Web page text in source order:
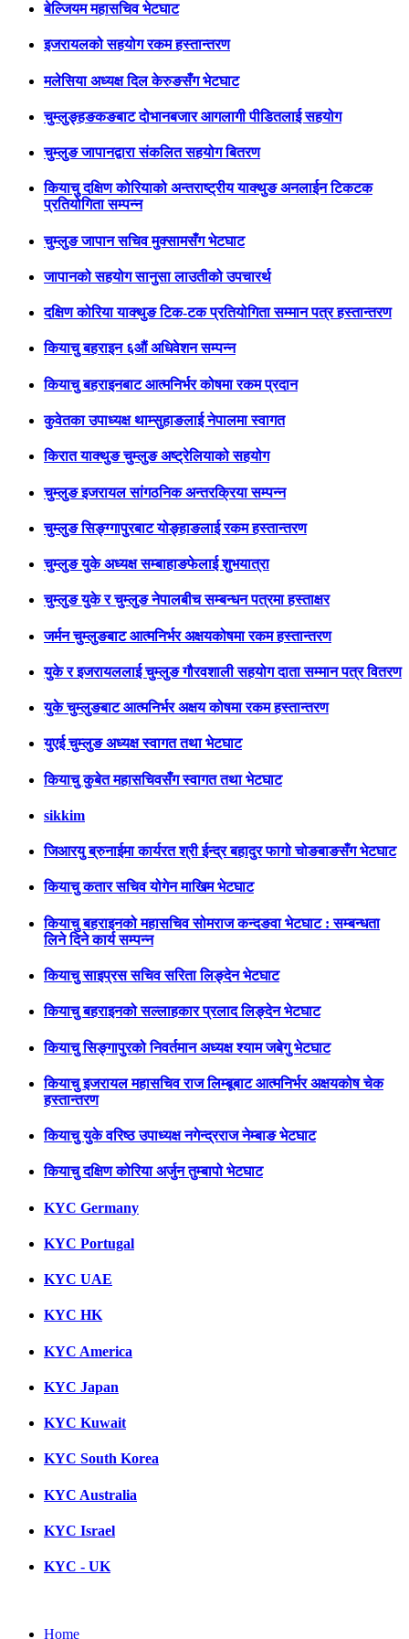
बेल्जियम महासचिव भेटघाट
इजरायलको सहयोग रकम हस्तान्तरण
मलेसिया अध्यक्ष दिल केरुङसँग भेटघाट
चुम्लुङ्हङकङबाट दोभानबजार आगलागी पीडितलाई सहयोग
चुम्लुङ जापानद्वारा संकलित सहयोग बितरण
कियाचु दक्षिण कोरियाको अन्तराष्ट्रीय याक्थुङ अनलाईन टिकटक
प्रतियोगिता सम्पन्न
चुम्लुङ जापान सचिव मुक्सामसँग भेटघाट
जापानको सहयोग सानुसा लाउतीको उपचारर्थ
दक्षिण कोरिया याक्थुङ टिक-टक प्रतियोगिता सम्मान पत्र हस्तान्तरण
कियाचु बहराइन ६औं अधिवेशन सम्पन्न
कियाचु बहराइनबाट आत्मनिर्भर कोषमा रकम प्रदान
कुवेतका उपाध्यक्ष थाम्सुहाङलाई नेपालमा स्वागत
किरात याक्थुङ चुम्लुङ अष्ट्रेलियाको सहयोग
चुम्लुङ इजरायल सांगठनिक अन्तरक्रिया सम्पन्न
चुम्लुङ सिङ्ग्गापुरबाट योङ्हाङलाई रकम हस्तान्तरण
चुम्लुङ युके अध्यक्ष सम्बाहाङफेलाई शुभयात्रा
चुम्लुङ युके र चुम्लुङ नेपालबीच सम्बन्धन पत्रमा हस्ताक्षर
जर्मन चुम्लुङबाट आत्मनिर्भर अक्षयकोषमा रकम हस्तान्तरण
युके र इजरायललाई चुम्लुङ गौरवशाली सहयोग दाता सम्मान पत्र वितरण
युके चुम्लुङबाट आत्मनिर्भर अक्षय कोषमा रकम हस्तान्तरण
युएई चुम्लुङ अध्यक्ष स्वागत तथा भेटघाट
कियाचु कुबेत महासचिवसँग स्वागत तथा भेटघाट
sikkim
जिआरयु ब्रुनाईमा कार्यरत श्री ईन्द्र बहादुर फागो चोङबाङसँग भेटघाट
कियाचु कतार सचिव योगेन माखिम भेटघाट
कियाचु बहराइनको महासचिव सोमराज कन्दङवा भेटघाट : सम्बन्धता
लिने दिने कार्य सम्पन्न
कियाचु साइप्रस सचिव सरिता लिङ्देन भेटघाट
कियाचु बहराइनको सल्लाहकार प्रलाद लिङ्देन भेटघाट
कियाचु सिङ्गापुरको निवर्तमान अध्यक्ष श्याम जबेगु भेटघाट
कियाचु इजरायल महासचिव राज लिम्बूबाट आत्मनिर्भर अक्षयकोष चेक
हस्तान्तरण
कियाचु युके वरिष्ठ उपाध्यक्ष नगेन्द्रराज नेम्बाङ भेटघाट
कियाचु दक्षिण कोरिया अर्जुन तुम्बापो भेटघाट
KYC Germany
KYC Portugal
KYC UAE
KYC HK
KYC America
KYC Japan
KYC Kuwait
KYC South Korea
KYC Australia
KYC Israel
KYC - UK
Home